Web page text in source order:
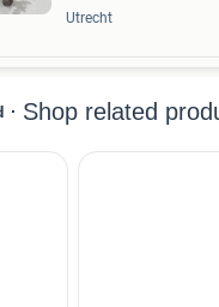
Utrecht